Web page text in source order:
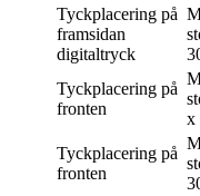
Tyckplacering på
framsidan
digitaltryck
Tyckplacering på
fronten
x
Tyckplacering på
fronten